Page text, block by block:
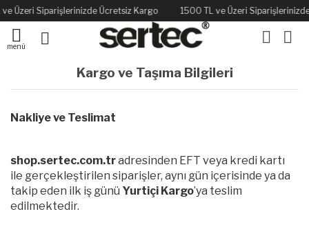
Üzeri Siparişlerinizde Ücretsiz Kargo 1500 TL ve Üzeri
menü
Kargo ve Taşıma Bilgileri
Nakliye ve Teslimat
shop.sertec.com.tradresinden EFT veya kredi kartı
ile gerçekleştirilen siparişler, aynı gün içerisinde ya da
takip eden ilk iş günü Yurtiçi Kargo’ya teslim
edilmektedir.